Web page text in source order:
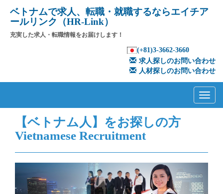
ベトナムで求人、転職・就職するならエイチア
ールリンク（HR-Link）
充実した求人・転職情報をお届けします！
(+81)3-3662-3660
求人探しのお問い合わせ
人材探しのお問い合わせ
Menu
content
【ベトナム人】をお探しの方
Vietnamese Recruitment